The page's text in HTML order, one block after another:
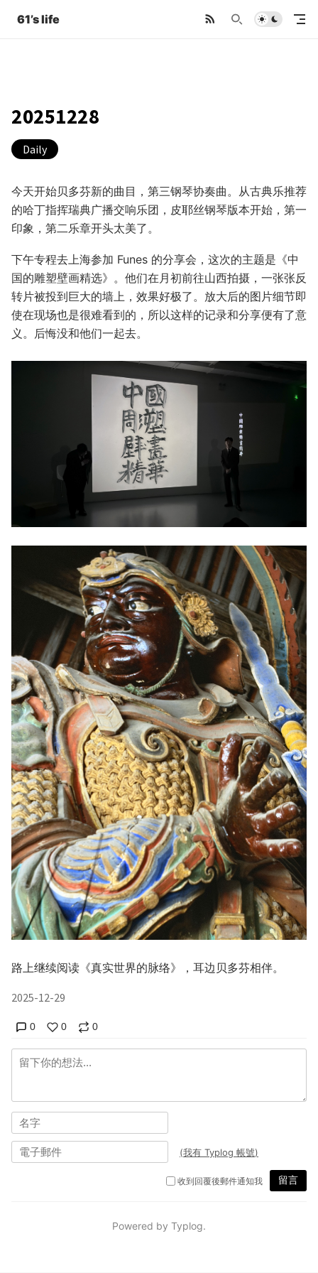
61’s life
20251228
Daily
今天开始贝多芬新的曲目，第三钢琴协奏曲。从古典乐推荐
的哈丁指挥瑞典广播交响乐团，皮耶丝钢琴版本开始，第一
印象，第二乐章开头太美了。
下午专程去上海参加 Funes 的分享会，这次的主题是《中
国的雕塑壁画精选》。他们在月初前往山西拍摄，一张张反
转片被投到巨大的墙上，效果好极了。放大后的图片细节即
使在现场也是很难看到的，所以这样的记录和分享便有了意
义。后悔没和他们一起去。
路上继续阅读《真实世界的脉络》，耳边贝多芬相伴。
2025-12-29